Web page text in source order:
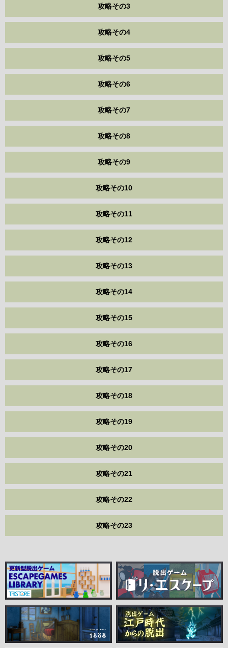
攻略その3
攻略その4
攻略その5
攻略その6
攻略その7
攻略その8
攻略その9
攻略その10
攻略その11
攻略その12
攻略その13
攻略その14
攻略その15
攻略その16
攻略その17
攻略その18
攻略その19
攻略その20
攻略その21
攻略その22
攻略その23